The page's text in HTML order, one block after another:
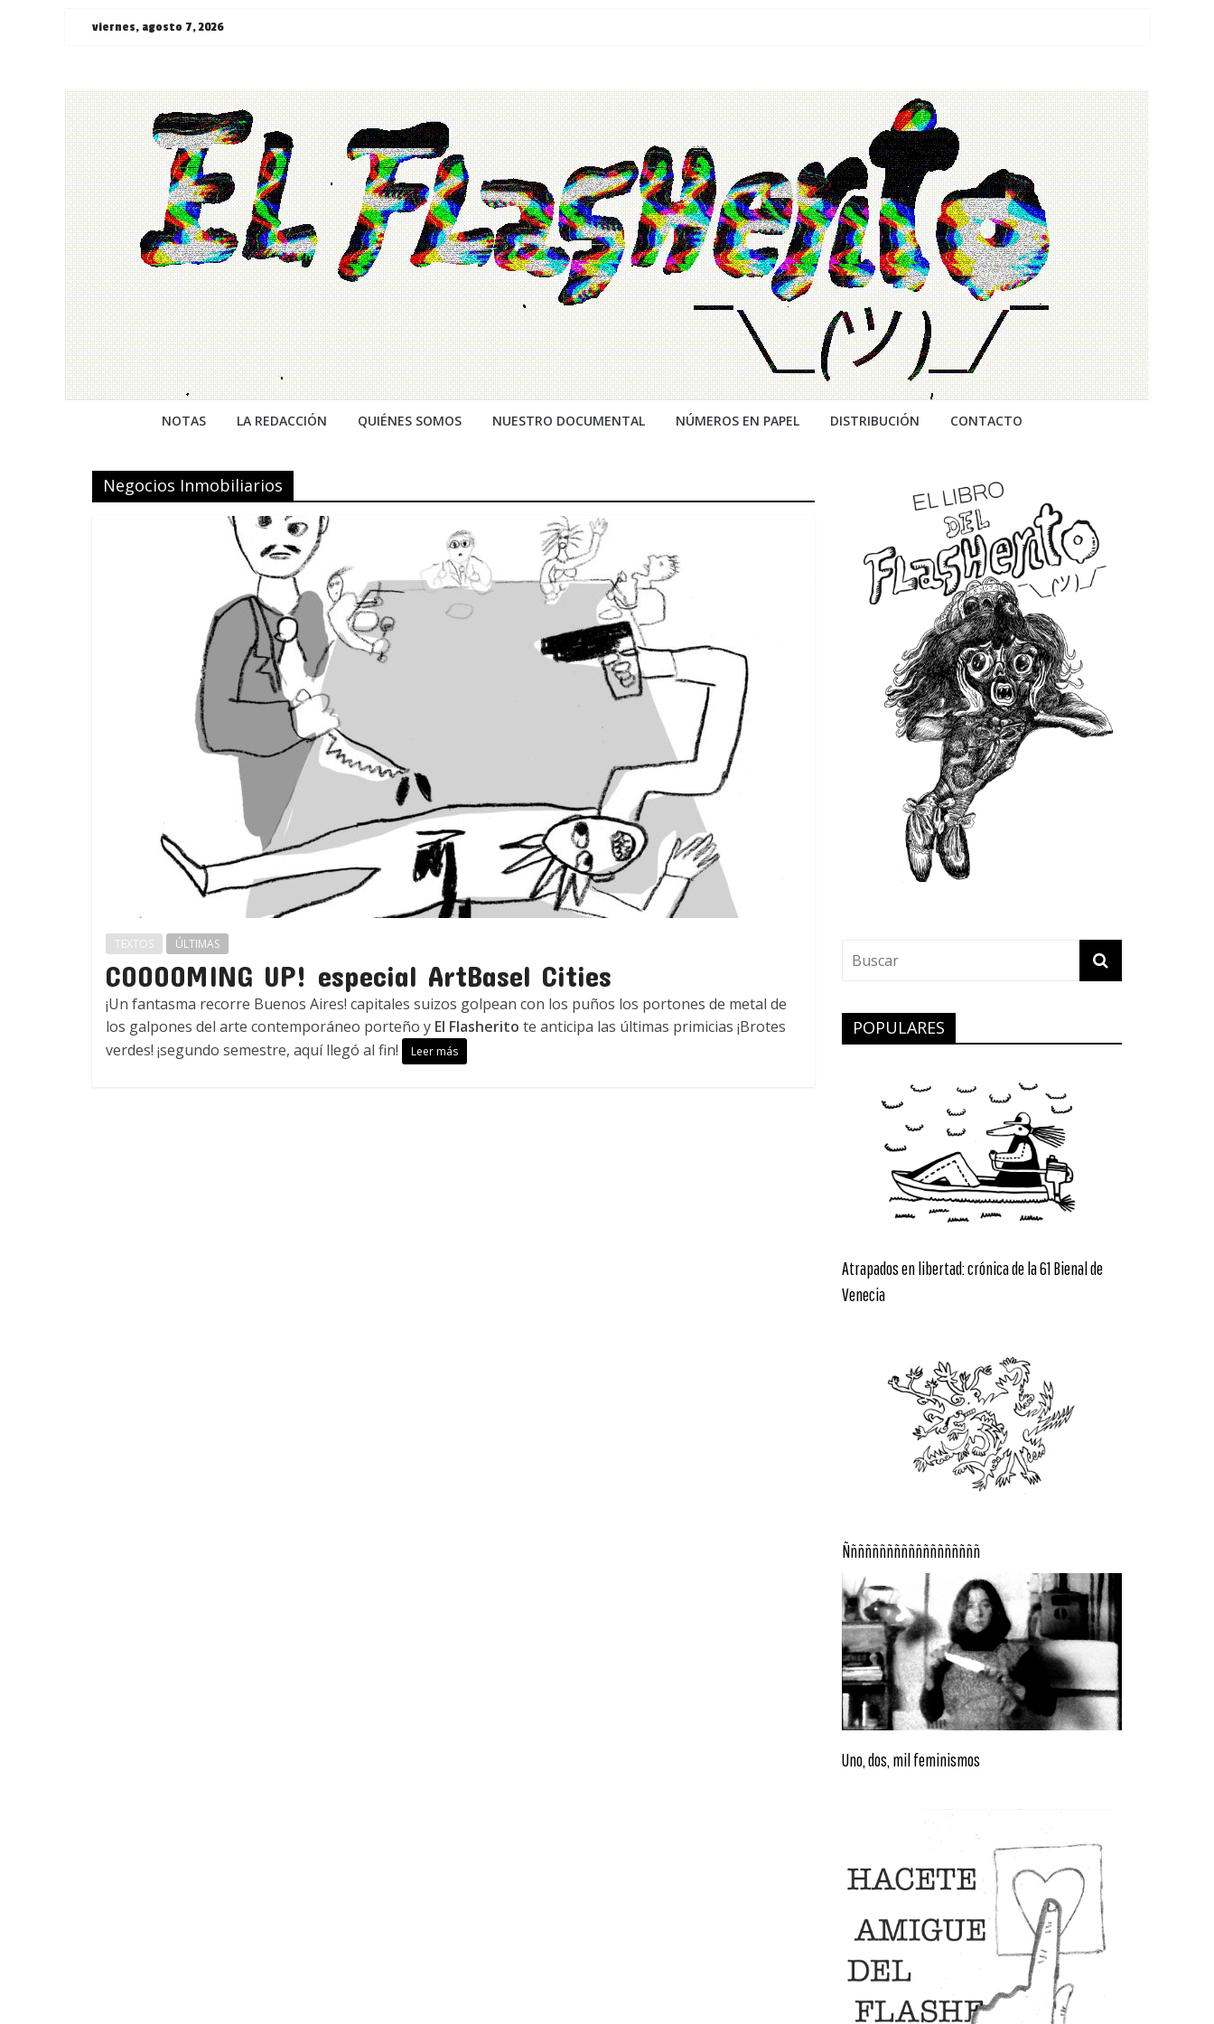
Saltarviernes, agosto 7, 2026
¯\_(ツ)_/
¯
NOTAS LA REDACCIÓN QUIÉNES SOMOS NUESTRO DOCUMENTAL NÚMEROS EN PAPEL DISTRIBUCIÓN CONTACTO
Negocios Inmobiliarios
TEXTOS ÚLTIMAS
COOOOMING UP! especial ArtBasel Cities
¡Un fantasma recorre Buenos Aires! capitales suizos golpean con los puños los portones de metal de
los galpones del arte contemporáneo porteño y El Flasherito te anticipa las últimas primicias ¡Brotes
verdes! ¡segundo semestre, aquí llegó al fin!
Leer más
POPULARES
Atrapados en libertad: crónica de la 61 Bienal de
Venecia
Ñññññññññññññññññññ
Uno, dos, mil feminismos